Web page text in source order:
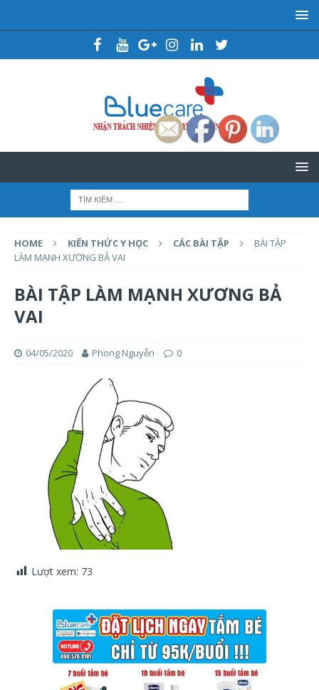
HOME KIẾN THỨC Y HỌC CÁC BÀI TẬP
BÀI TẬP
LÀM MẠNH XƯƠNG BẢ VAI
BÀI TẬP LÀM MẠNH XƯƠNG BẢ
VAI
04/05/2020 Phong Nguyễn 0
Lượt xem: 73